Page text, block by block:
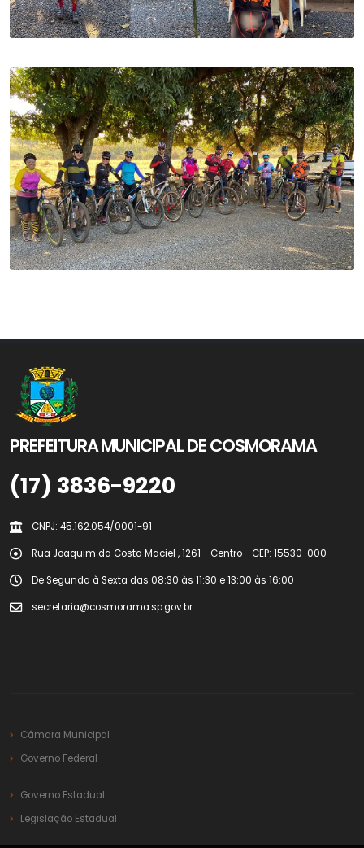
PREFEITURA MUNICIPAL DE COSMORAMA
(17) 3836-9220
CNPJ: 45.162.054/0001-91
Rua Joaquim da Costa Maciel , 1261 - Centro - CEP: 15530-000
De Segunda à Sexta das 08:30 às 11:30 e 13:00 às 16:00
secretaria@cosmorama.sp.gov.br
Câmara Municipal
Governo Federal
Governo Estadual
Legislação Estadual